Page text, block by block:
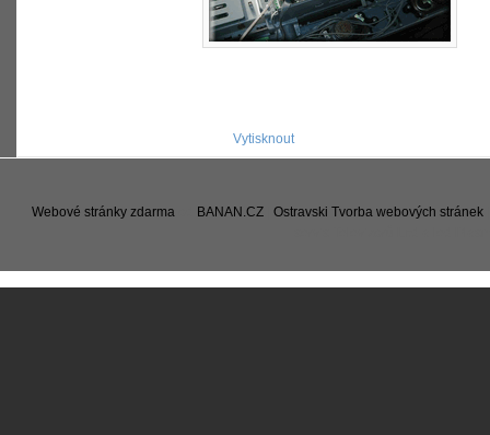
Vytisknout
Webové stránky zdarmaod BANAN.CZ| Ostravski Tvorba webových stránek